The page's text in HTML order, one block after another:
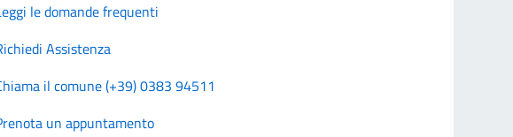
le domande frequenti
Assistenza
il comune (+39) 0383 94511
un appuntamento